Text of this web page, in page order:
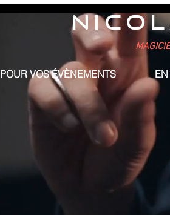
POUR VOS ÉVÈNEMENTS